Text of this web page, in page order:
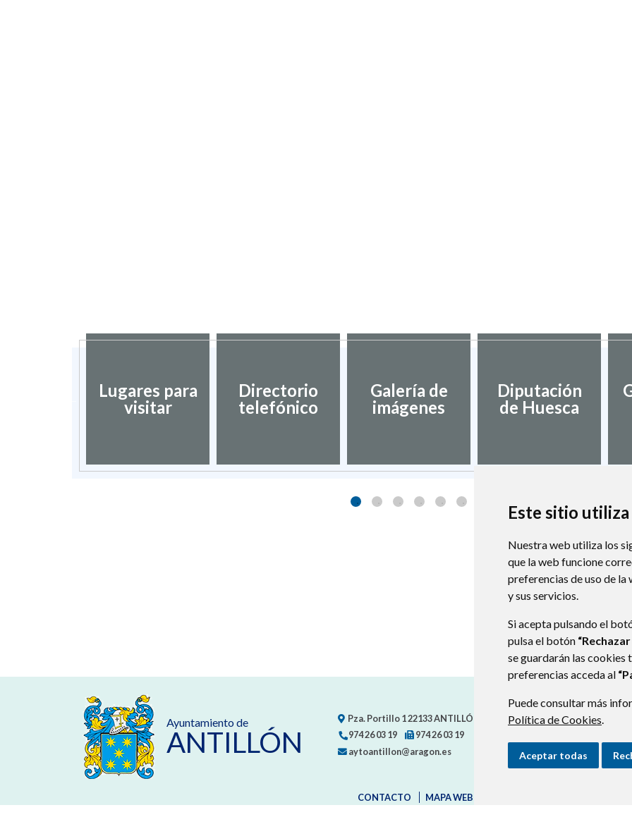
Este sitio
Nuestra web utiliza los
que la web funcione
preferencias de uso de la
y sus servicios.
Si acepta pulsando el
pulsa el botón
se guardarán las cookies
preferencias acceda al
Puede consultar más
Política de Cookies.
Aceptar todas
Lugares para
visitar
Directorio
telefónico
Galería de
imágenes
Diputación
de Huesca
Ayuntamiento de
ANTILLÓN
Pza. Portillo 122133ANTILLÓN (HUESCA)- ARAGÓN(ESPAÑA)
974 26 03 19
974 26 03 19
aytoantillon@aragon.es
CONTACTO MAPA WEB